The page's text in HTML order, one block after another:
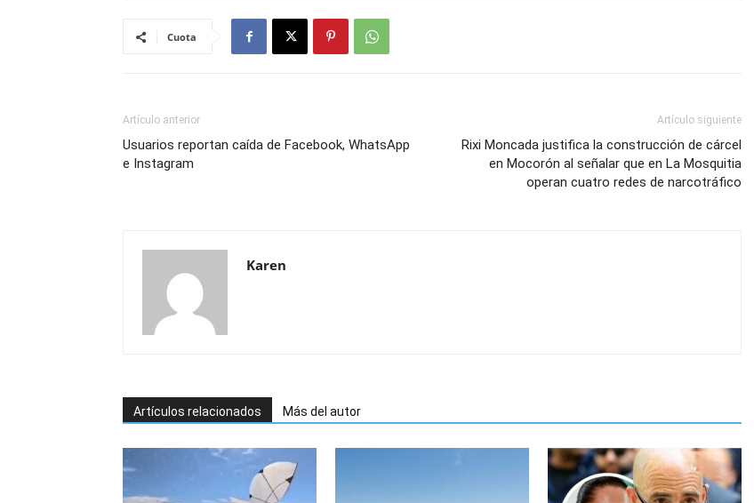
Cuota
Artículo anterior
Usuarios reportan caída de Facebook, WhatsApp
e Instagram
Artículo siguiente
Rixi Moncada justifica la construcción de cárcel
en Mocorón al señalar que en La Mosquitia
operan cuatro redes de narcotráfico
Karen
Artículos relacionados Más del autor